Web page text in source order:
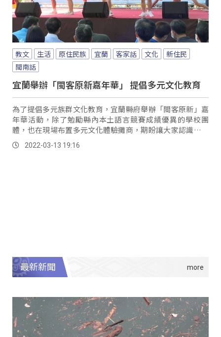
教文 生活 原住民族 宜蘭 客家話 文化
新住民
閩南話
宜蘭舉辦「閩客原新嘉年華」 提倡多元文化教育
為了提倡多元族群文化教育，宜蘭縣府舉辦「閩客原新」嘉
年華活動，除了勉勵縣內本土語言競賽成績優異的學校團
體，也在現場布置多元文化體驗攤商，期盼讓大家認識各族
群文化之美。
2022-03-13 19:16
最新新聞